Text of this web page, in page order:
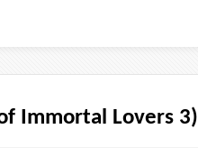
Immortal Lovers 3)